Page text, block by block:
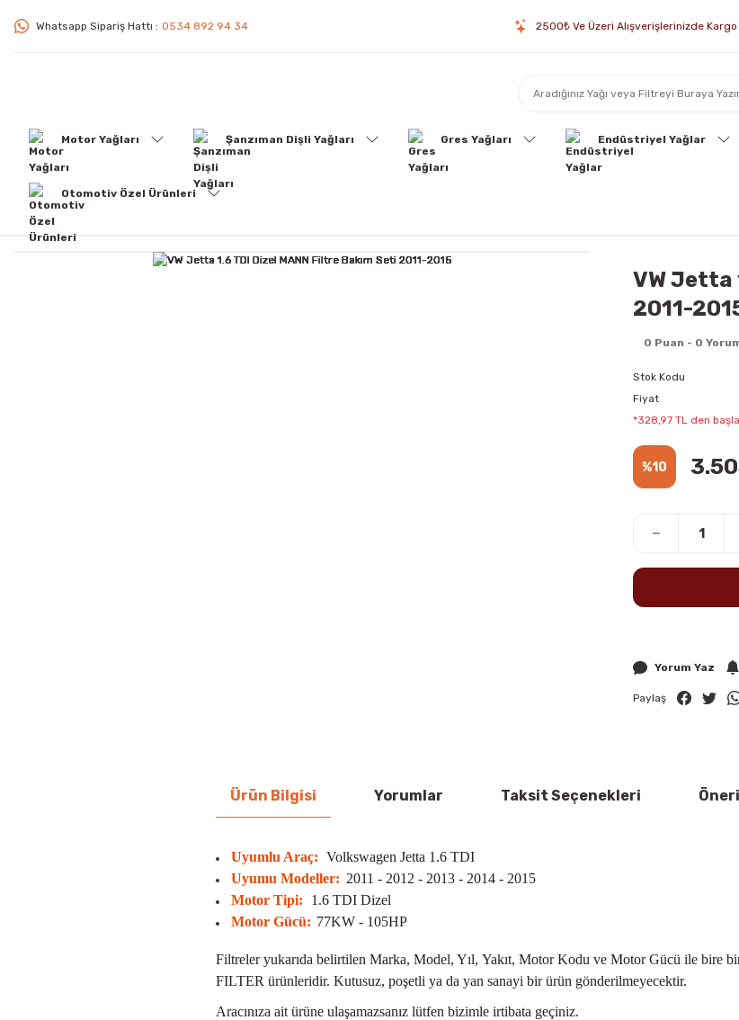
Whatsapp Sipariş Hattı : 0534 892 94 34 2500₺ Ve Üzeri Alışverişlerinizde
Motor Yağları Şanzıman Dişli Yağları Gres Yağları Endüstriyel Yağlar
Otomotiv Özel Ürünleri
VW Jetta
2011-
0 Puan - 0
Stok Kodu
Fiyat
*328,97 TL den
%10
Yorum Yaz
Paylaş
Ürün Bilgisi Yorumlar Taksit Seçenekleri
Uyumlu Araç: Volkswagen Jetta 1.6 TDI
Uyumu Modeller: 2011 - 2012 - 2013 - 2014 - 2015
Motor Tipi:
1.6 TDI Dizel
Motor Gücü: 77KW - 105HP
Filtreler yukarıda belirtilen Marka, Model, Yıl, Yakıt, Motor Kodu ve Motor Gücü ile bire
FILTER ürünleridir. Kutusuz, poşetli ya da yan sanayi bir ürün gönderilmeyecektir.
Aracınıza ait ürüne ulaşamazsanız lütfen bizimle irtibata geçiniz.